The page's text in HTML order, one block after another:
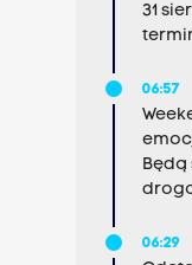
31
06:57
Będą
06:29